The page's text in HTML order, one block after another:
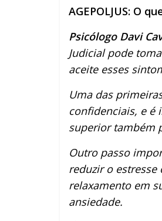
AGEPOLJUS: O
Psicólogo Davi
Judicial pode
aceite esses
Uma das
confidenciais, e é
superior também
Outro passo
reduzir o
relaxamento em
ansiedade.